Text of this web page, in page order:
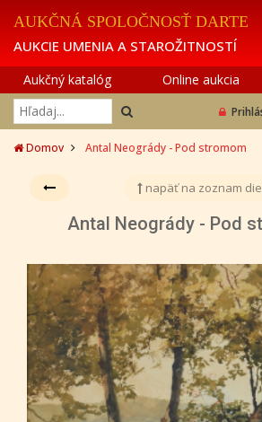
AUKČNÁ SPOLOČNOSŤ DARTE
AUKCIE UMENIA A STAROŽITNOSTÍ
Aukčný katalóg Online aukcia
Domov Antal Neogrády - Pod stromom
napäť na zoznam
Antal Neogrády - Pod